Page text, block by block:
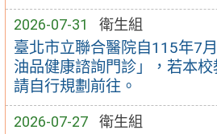
2026-07-31 衛生組
臺北市立聯合醫院自115年7
油品健康諮詢門診」，若本
請自行規劃前往。
2026-07-27 衛生組